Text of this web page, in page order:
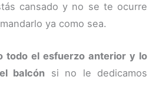
cansado y no se te ocurre
ya como sea.
todo el esfuerzo anterior y lo
balcón si no le dedicamos